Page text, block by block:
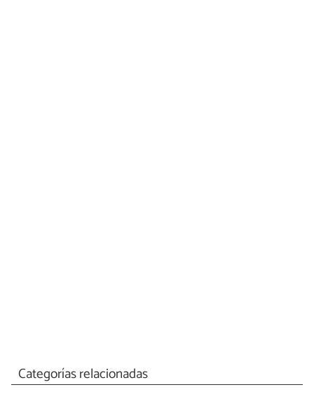
Categorías relacionadas